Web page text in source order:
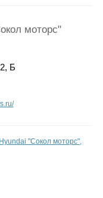
моторс"
Б
"Сокол моторс",